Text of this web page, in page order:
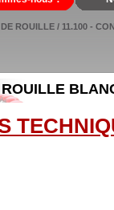
ROUILLE / 11.100 -